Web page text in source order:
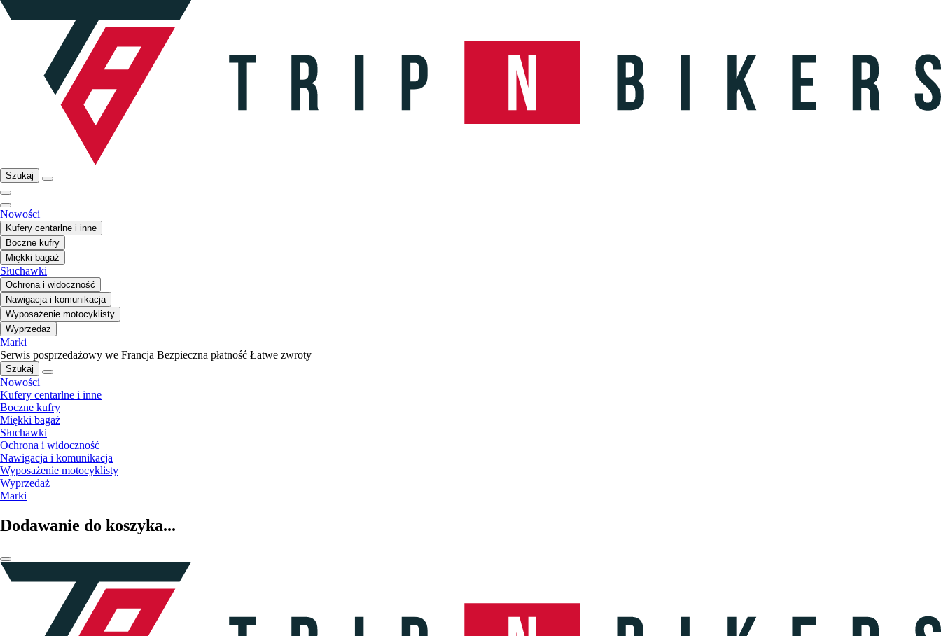
Szukaj
Nowości
Kufery centarlne i inne
Boczne kufry
Miękki bagaż
Słuchawki
Ochrona i widoczność
Nawigacja i komunikacja
Wyposażenie motocyklisty
Wyprzedaż
Marki
Serwis posprzedażowy we Francja Bezpieczna płatność Łatwe zwroty
Szukaj
Nowości
Kufery centarlne i inne
Boczne kufry
Miękki bagaż
Słuchawki
Ochrona i widoczność
Nawigacja i komunikacja
Wyposażenie motocyklisty
Wyprzedaż
Marki
Dodawanie do koszyka...